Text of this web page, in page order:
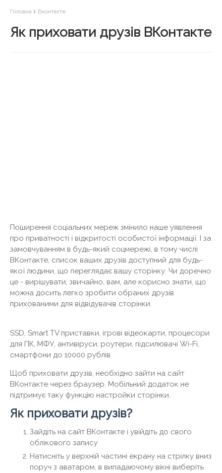
Головна Вконтакте
Як приховати друзів ВКонтакте
Поширення соціальних мереж змінило наше уявлення
про приватності і відкритості особистої інформації. І за
замовчуванням в будь-який соцмережі, в тому числі
ВКонтакте, список ваших друзів доступний для будь-
якої людини, що переглядає вашу сторінку. Чи доречно
це - вирішувати, звичайно, вам, але корисно знати, що
можна досить легко зробити обраних друзів
прихованими для відвідувачів сторінки.
SSD, Smart TV приставки, ігрові відеокарти, процесори
для ПК, МФУ, антивіруси, роутери, підсилювачі Wi-Fi,
смартфони до 10000 рублів
Щоб приховати друзів, необхідно зайти на сайт
ВКонтакте через браузер. Мобільний додаток не
підтримує таку функцію настройки сторінки.
Як приховати друзів?
Зайдіть на сайт ВКонтакте і увійдіть до свого
облікового запису
Натисніть у верхній частині екрану на стрілку вниз
поруч з аватаром, в випадаючому вікні виберіть